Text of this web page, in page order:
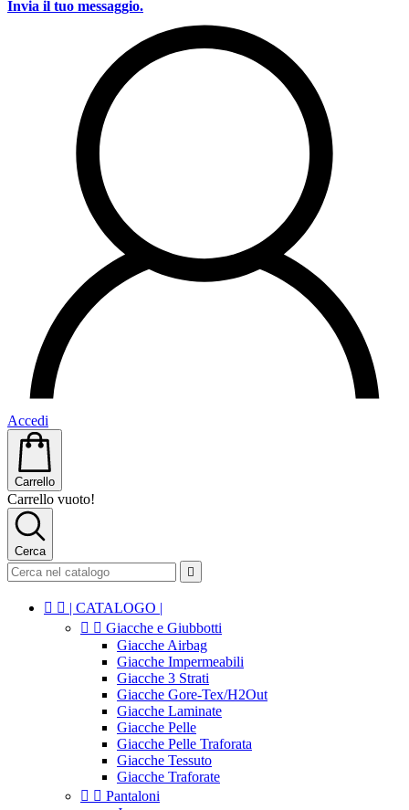
Invia il tuo messaggio.
Accedi
Carrello
Carrello vuoto!
Cerca

  | CATALOGO |
  Giacche e Giubbotti
Giacche Airbag
Giacche Impermeabili
Giacche 3 Strati
Giacche Gore-Tex/H2Out
Giacche Laminate
Giacche Pelle
Giacche Pelle Traforata
Giacche Tessuto
Giacche Traforate
  Pantaloni